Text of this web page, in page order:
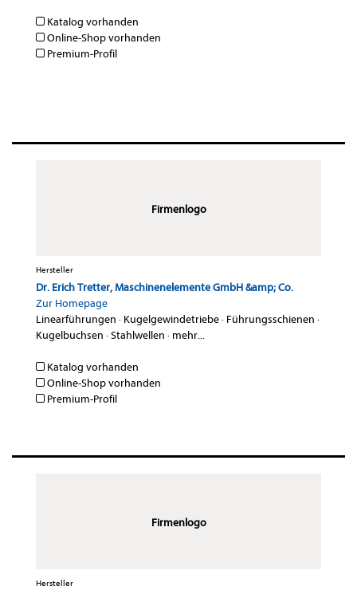
Katalog vorhanden
Online-Shop vorhanden
Premium-Profil
Firmenlogo
Hersteller
Dr. Erich Tretter, Maschinenelemente GmbH &amp; Co.
Zur Homepage
Linearführungen · Kugelgewindetriebe· Führungsschienen ·
Kugelbuchsen ·Stahlwellen · mehr...
Katalog vorhanden
Online-Shop vorhanden
Premium-Profil
Firmenlogo
Hersteller